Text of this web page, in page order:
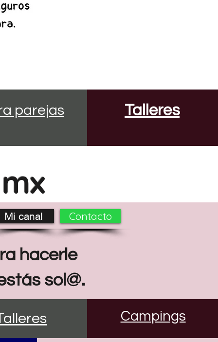
parejas Talleres
Mi canal Contacto
hacerle
sol@.
Campings